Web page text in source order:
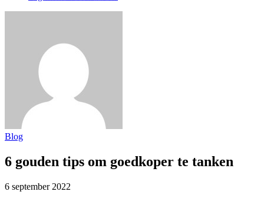
Blog
6 gouden tips om goedkoper te tanken
6 september 2022